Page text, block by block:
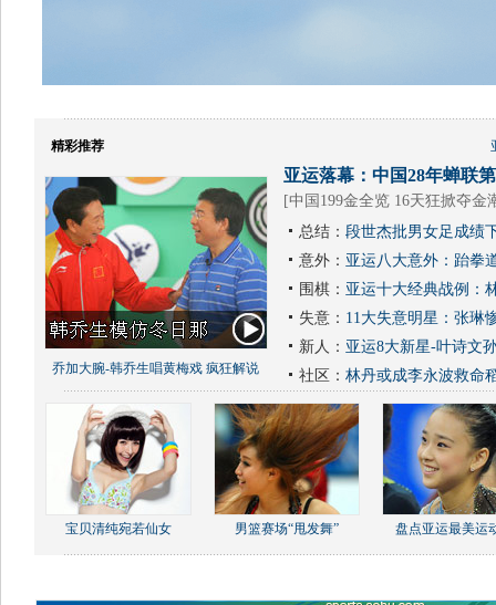
精彩推荐
乔加大腕-韩乔生唱黄梅戏 疯狂解说
亚运落幕：中国28年蝉联
[中国199金全览 16天狂掀夺金
总结： 段世杰批男女足成绩
意外： 亚运八大意外：跆拳
围棋： 亚运十大经典战例：
失意： 11大失意明星：张琳
新人： 亚运8大新星-叶诗文
社区： 林丹或成李永波救命
宝贝清纯宛若仙女 男篮赛场“甩发舞” 盘点亚运最美运